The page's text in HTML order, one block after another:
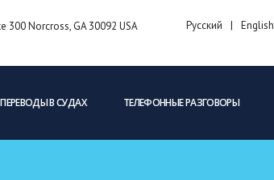
300 Norcross, GA 30092 USA Русский English
ПЕРЕВОДЫ В СУДАХ ТЕЛЕФОННЫЕ РАЗГОВОРЫ